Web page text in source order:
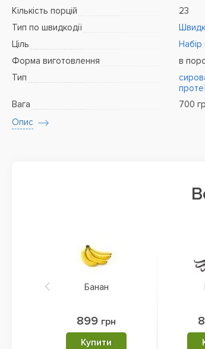
Кількість порцій
23
Тип по швидкодії
Ціль
Набір
Форма виготовлення
в
Тип
Вага
700
Опис
Банан
899 грн
Купити